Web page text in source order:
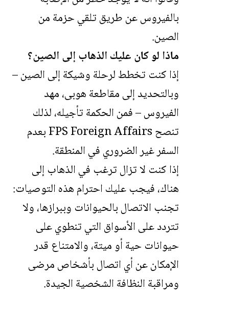
بالفيروس عن طريق تلقي حزمة من
الصين.
ماذا لو كان عليك الذهاب إلى الصين؟
إذا كنت تخطط لرحلة وشيكة إلى الصين –
وبالتحديد إلى مقاطعة هوبى، مهد
الفيروس – فمن الحكمة تأجيله، لذلك
تنصح FPS Foreign Affairs بعدم
السفر غير الضروري في المنطقة.
إذا كنت لا تزال ترغب في الذهاب إلى
هناك، فيجب عليك احترام هذه التوصيات:
تجنب الاتصال بالحيوانات وببرازها، ولا
تتردد على الأسواق التي تنطوي على
حيوانات حية أو ميتة، والامتناع قدر
الإمكان عن أي اتصال بأشخاص مرضى
ومراقبة النظافة الشخصية الجيدة.